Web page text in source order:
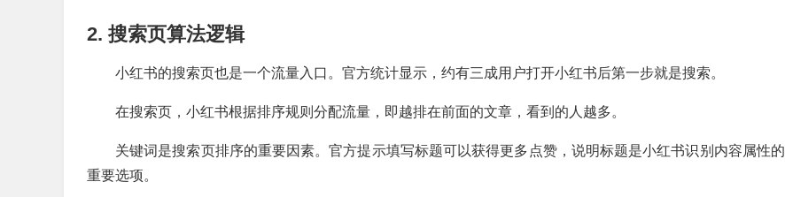
2. 搜索页算法逻辑
小红书的搜索页也是一个流量入口。官方统计显示，约有三成用户打开小红书后第一步就是搜索。
在搜索页，小红书根据排序规则分配流量，即越排在前面的文章，看到的人越多。
关键词是搜索页排序的重要因素。官方提示填写标题可以获得更多点赞，说明标题是小红书识别内容属性的
重要选项。